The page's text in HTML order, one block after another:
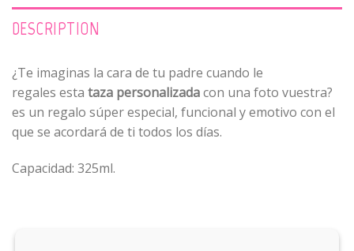
DESCRIPTION
¿Te imaginas la cara de tu padre cuando le
regales esta taza personalizadacon una foto vuestra?
es un regalo súper especial, funcional y emotivo con el
que se acordará de ti todos los días.
Capacidad: 325ml.